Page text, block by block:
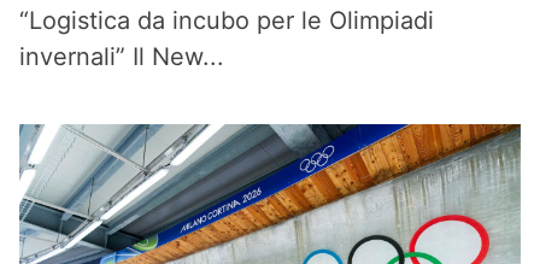
“Logistica da incubo per le Olimpiadi
invernali” Il New...